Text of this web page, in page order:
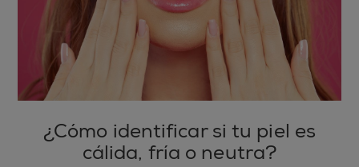
¿Cómo identificar si tu piel es
cálida, fría o neutra?